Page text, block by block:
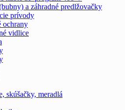
a záhradné predlžovačky
prívody
ochrany
vidlice
skúšačky, meradlá